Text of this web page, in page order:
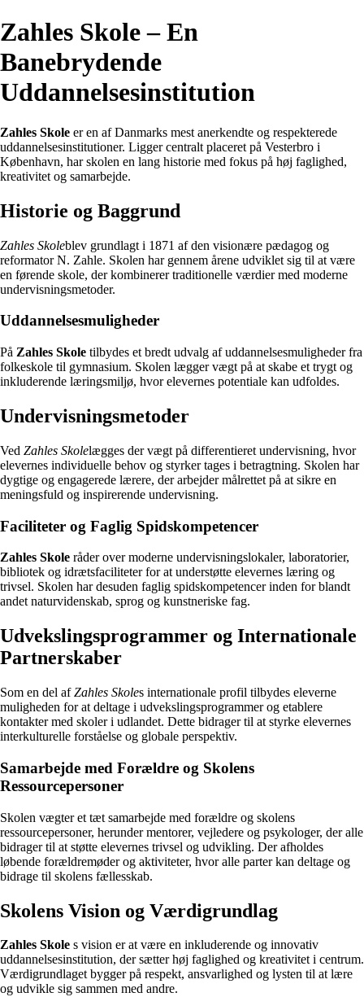
Zahles Skole – En
Banebrydende
Uddannelsesinstitution
Zahles Skole er en af Danmarks mest anerkendte og respekterede
uddannelsesinstitutioner. Ligger centralt placeret på Vesterbro i
København, har skolen en lang historie med fokus på høj faglighed,
kreativitet og samarbejde.
Historie og Baggrund
Zahles Skoleblev grundlagt i 1871 af den visionære pædagog og
reformator N. Zahle. Skolen har gennem årene udviklet sig til at være
en førende skole, der kombinerer traditionelle værdier med moderne
undervisningsmetoder.
Uddannelsesmuligheder
På Zahles Skole tilbydes et bredt udvalg af uddannelsesmuligheder fra
folkeskole til gymnasium. Skolen lægger vægt på at skabe et trygt og
inkluderende læringsmiljø, hvor elevernes potentiale kan udfoldes.
Undervisningsmetoder
Ved Zahles Skolelægges der vægt på differentieret undervisning, hvor
elevernes individuelle behov og styrker tages i betragtning. Skolen har
dygtige og engagerede lærere, der arbejder målrettet på at sikre en
meningsfuld og inspirerende undervisning.
Faciliteter og Faglig Spidskompetencer
Zahles Skole råder over moderne undervisningslokaler, laboratorier,
bibliotek og idrætsfaciliteter for at understøtte elevernes læring og
trivsel. Skolen har desuden faglig spidskompetencer inden for blandt
andet naturvidenskab, sprog og kunstneriske fag.
Udvekslingsprogrammer og Internationale
Partnerskaber
Som en del afZahles Skoles internationale profil tilbydes eleverne
muligheden for at deltage i udvekslingsprogrammer og etablere
kontakter med skoler i udlandet. Dette bidrager til at styrke elevernes
interkulturelle forståelse og globale perspektiv.
Samarbejde med Forældre og Skolens
Ressourcepersoner
Skolen vægter et tæt samarbejde med forældre og skolens
ressourcepersoner, herunder mentorer, vejledere og psykologer, der alle
bidrager til at støtte elevernes trivsel og udvikling. Der afholdes
løbende forældremøder og aktiviteter, hvor alle parter kan deltage og
bidrage til skolens fællesskab.
Skolens Vision og Værdigrundlag
Zahles Skole s vision er at være en inkluderende og innovativ
uddannelsesinstitution, der sætter høj faglighed og kreativitet i centrum.
Værdigrundlaget bygger på respekt, ansvarlighed og lysten til at lære
og udvikle sig sammen med andre.